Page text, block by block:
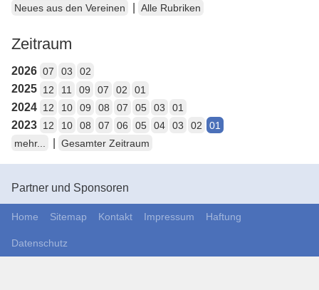
Neues aus den Vereinen
Alle Rubriken
Zeitraum
2026 07 03 02
2025 12 11 09 07 02 01
2024 12 10 09 08 07 05 03 01
2023 12 10 08 07 06 05 04 03 02
01
mehr...
Gesamter Zeitraum
Partner und Sponsoren
Home Sitemap Kontakt Impressum Haftung
Datenschutz